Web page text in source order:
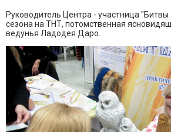
Руководитель Центра - участница "Битвы
сезона на ТНТ, потомственная
ведунья Ладодея Даро.